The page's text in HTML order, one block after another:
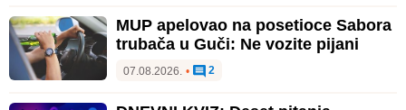
MUP apelovao na posetioce Sabora
trubača u Guči: Ne vozite pijani
07.08.2026. • 2